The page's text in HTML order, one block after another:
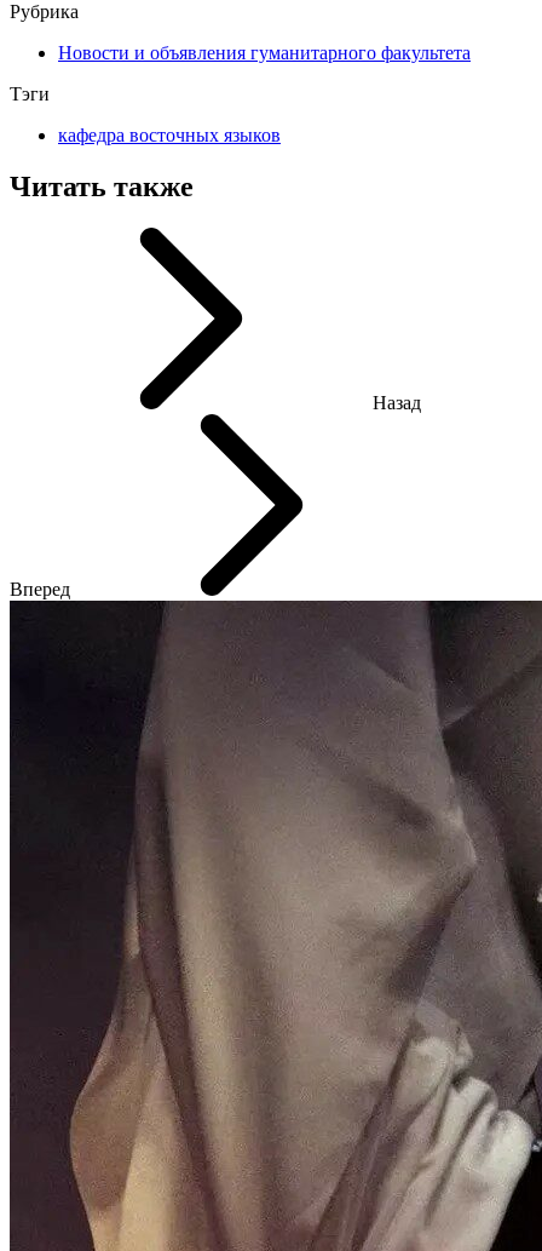
Рубрика
Новости и объявления гуманитарного факультета
Тэги
кафедра восточных языков
Читать также
Назад
Вперед